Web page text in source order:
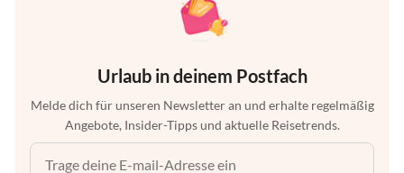
Urlaub in deinem Postfach
Melde dich für unseren Newsletter an und erhalte regelmäßig
Angebote, Insider-Tipps und aktuelle Reisetrends.